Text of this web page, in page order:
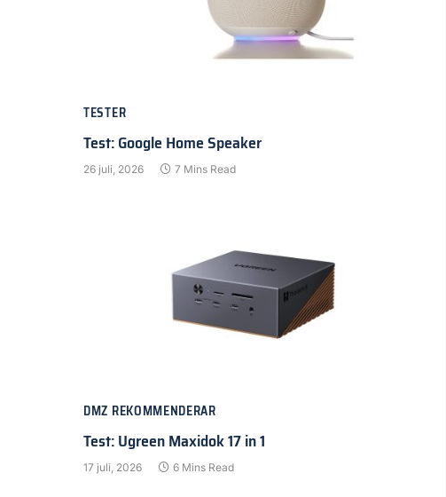
TESTER
Test: Google Home Speaker
26 juli, 2026 7 Mins Read
DMZ REKOMMENDERAR
Test: Ugreen Maxidok 17 in 1
17 juli, 2026 6 Mins Read